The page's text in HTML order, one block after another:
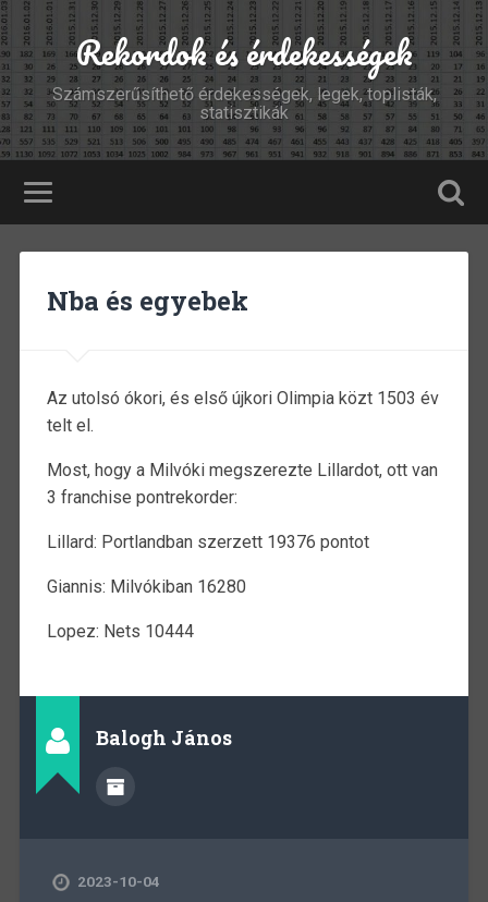
Rekordok és érdekességek
Számszerűsíthető érdekességek, legek, toplisták,
statisztikák
Nba és egyebek
Az utolsó ókori, és első újkori Olimpia közt 1503 év
telt el.
Most, hogy a Milvóki megszerezte Lillardot, ott van
3 franchise pontrekorder:
Lillard: Portlandban szerzett 19376 pontot
Giannis: Milvókiban 16280
Lopez: Nets 10444
Balogh János
2023-10-04